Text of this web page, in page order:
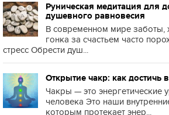
Руническая медитация для
душевного равновесия
В современном мире заботы,
гонка за счастьем часто
стресс Обрести душ...
Открытие чакр: как достичь
Чакры — это энергетические
человека Это наши
которым протекает энер...